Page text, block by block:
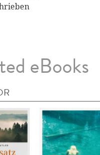
eBooks